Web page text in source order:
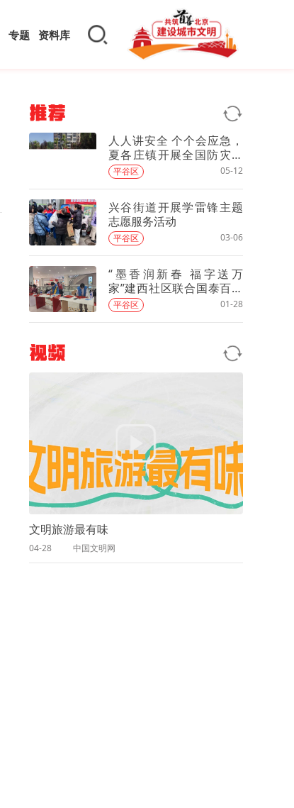
专题 资料库
推荐
人人讲安全 个个会应急，
夏各庄镇开展全国防灾减
灾日主题宣传活动
平谷区 05-12
兴谷街道开展学雷锋主题
志愿服务活动
平谷区 03-06
“墨香润新春 福字送万
家”建西社区联合国泰百货
举办马年送福活动
平谷区 01-28
视频
文明旅游最有味
04-28 中国文明网